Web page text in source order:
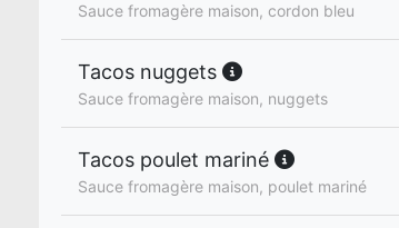
Sauce fromagère maison, cordon bleu
Tacos nuggets
Sauce fromagère maison, nuggets
Tacos poulet mariné
Sauce fromagère maison, poulet mariné